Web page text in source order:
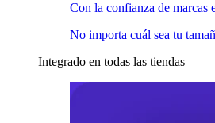
Con la confianza de marcas
No importa cuál sea tu
Integrado en todas las tiendas